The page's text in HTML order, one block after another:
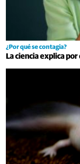
¿Por qué se contagia?
La ciencia explica